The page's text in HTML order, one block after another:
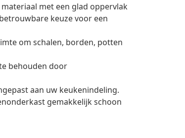
met een glad oppervlak
keuze voor een
om schalen, borden, potten
behouden door
aan uw keukenindeling.
gemakkelijk schoon